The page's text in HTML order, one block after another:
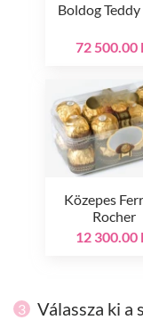
Boldog Teddy
72 500.00
Közepes
Rocher
12 300.00
3 Válassza ki